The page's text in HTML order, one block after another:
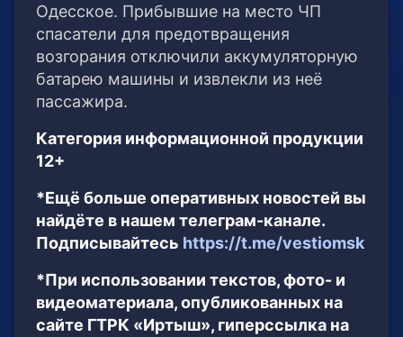
Одесское. Прибывшие на место ЧП
спасатели для предотвращения
возгорания отключили аккумуляторную
батарею машины и извлекли из неё
пассажира.
Категория информационной продукции
12+
*Ещё больше оперативных новостей вы
найдёте в нашем телеграм-канале.
Подписывайтесь https://t.me/vestiomsk
*При использовании текстов, фото- и
видеоматериала, опубликованных на
сайте ГТРК «Иртыш», гиперссылка на